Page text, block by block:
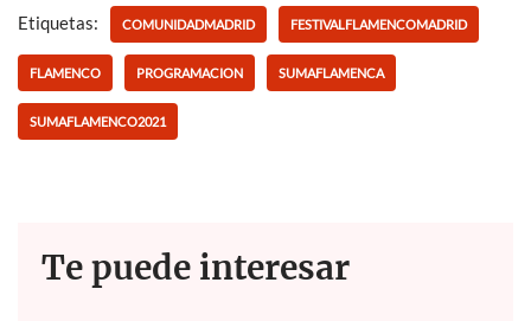
b
o
o
k
er s
A
p
p
Etiquetas: COMUNIDADMADRID FESTIVALFLAMENCOMADRID
FLAMENCO PROGRAMACION SUMAFLAMENCA
SUMAFLAMENCO2021
Te puede interesar